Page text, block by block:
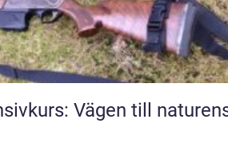
Vägen till